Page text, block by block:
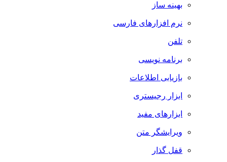
بهینه ساز
نرم افزارهای فارسی
تلفن
برنامه نویسی
بازیابی اطلاعات
ابزار رجیستری
ابزارهای مفید
ویرایشگر متن
قفل گذار